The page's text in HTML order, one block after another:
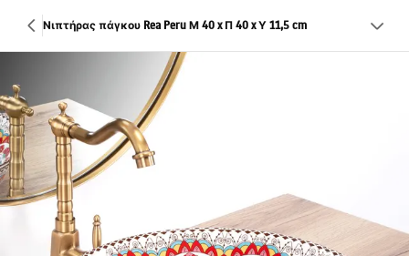
Νιπτήρας πάγκου Rea Peru Μ 40 x Π 40 x Υ 11,5 cm